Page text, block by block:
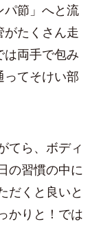
パ節」へと流
たくさん走
は両手で包み
てそけい部
てら、ボディ
の習慣の中に
だくと良いと
かりと！では